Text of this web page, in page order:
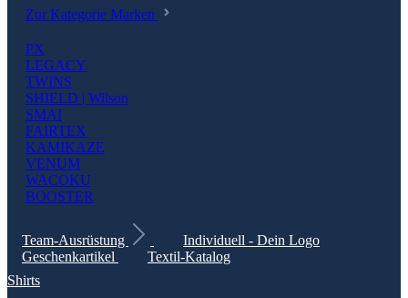
Zur Kategorie Marken
PX
LEGACY
TWINS
SHIELD | Wilson
SMAI
FAIRTEX
KAMIKAZE
VENUM
WACOKU
BOOSTER
Team-Ausrüstung
Individuell - Dein Logo
Geschenkartikel
Textil-Katalog
Shirts